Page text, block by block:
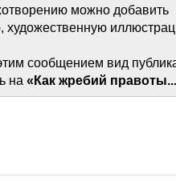
можно добавить
художественную
сообщением вид
на «Как жребий